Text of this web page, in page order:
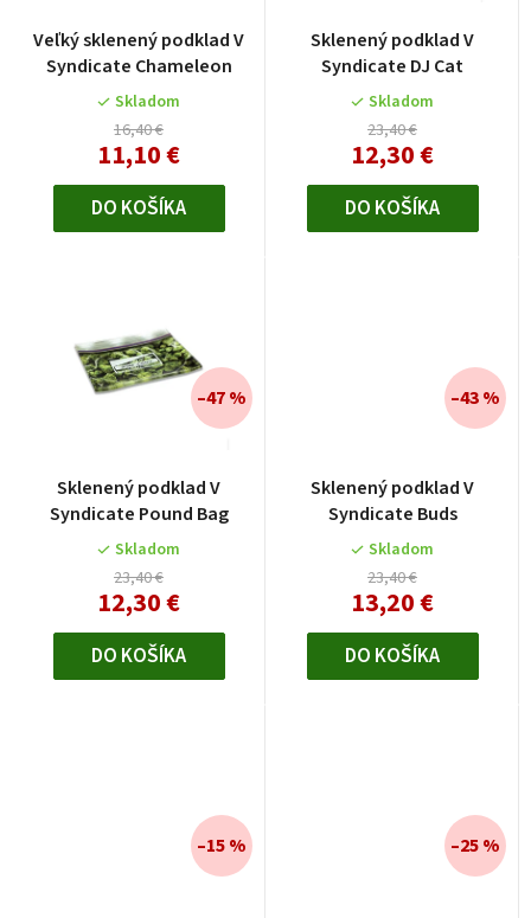
Veľký sklenený podklad V
Syndicate Chameleon
Skladom
16,40 €
11,10 €
DO KOŠÍKA
Sklenený podklad V
Syndicate DJ Cat
Skladom
23,40 €
12,30 €
DO KOŠÍKA
Sklenený podklad V
Syndicate Pound Bag
Skladom
23,40 €
12,30 €
–47 %
DO KOŠÍKA
Sklenený podklad V
Syndicate Buds
Skladom
23,40 €
13,20 €
–43 %
DO KOŠÍKA
–15 % –25 %